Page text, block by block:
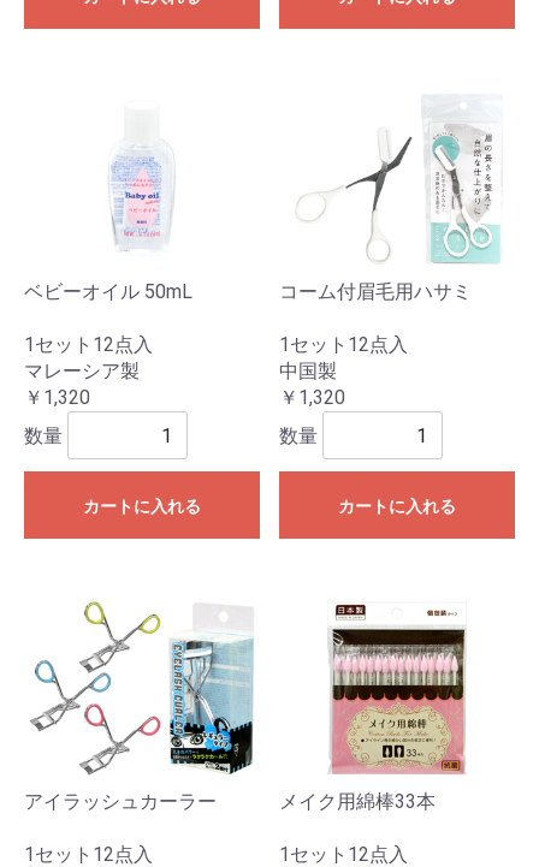
ベビーオイル 50mL
1セット12点入
マレーシア製
￥1,320
数量
カートに入れる
コーム付眉毛用ハサミ
1セット12点入
中国製
￥1,320
数量
カートに入れる
アイラッシュカーラー
1セット12点入
メイク用綿棒33本
1セット12点入